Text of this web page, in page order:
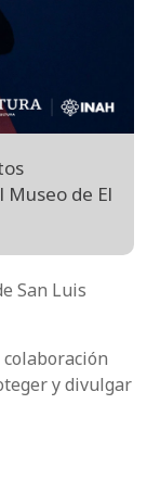
de El
San Luis
y divulgar